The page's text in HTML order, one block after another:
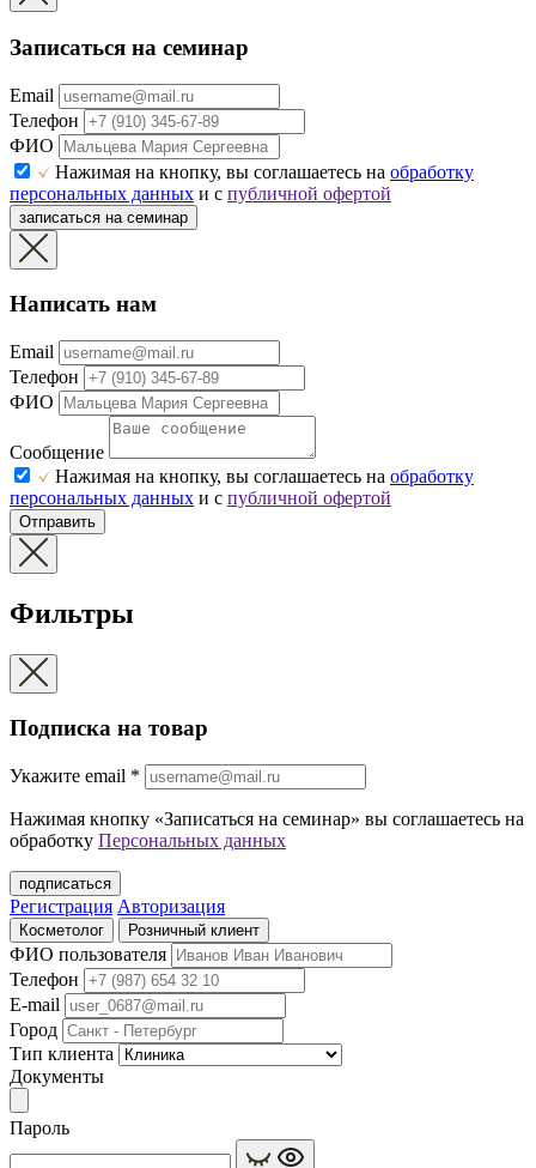
Записаться на семинар
Email
Телефон
ФИО
Нажимая на кнопку, вы соглашаетесь на обработку
персональных данных и с публичной офертой
записаться на семинар
Написать нам
Email
Телефон
ФИО
Сообщение
Нажимая на кнопку, вы соглашаетесь на обработку
персональных данных и с публичной офертой
Отправить
Фильтры
Подписка на товар
Укажите еmail *
Нажимая кнопку «Записаться на семинар» вы соглашаетесь на
обработку Персональных данных
подписаться
Регистрация Авторизация
Косметолог Розничный клиент
ФИО пользователя
Телефон
E-mail
Город
Тип клиента
Документы
Пароль